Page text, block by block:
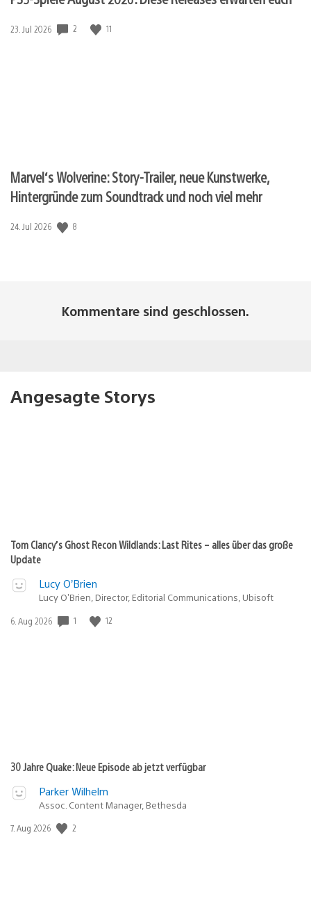
Veröffentlichungsdatum:
23. Jul 2026 2 11
Marvel‘s Wolverine: Story-Trailer, neue Kunstwerke,
Hintergründe zum Soundtrack und noch viel mehr
Veröffentlichungsdatum:
24. Jul 2026 8
Kommentare sind geschlossen.
Angesagte Storys
Tom Clancy’s Ghost Recon Wildlands: Last Rites – alles über das große
Update
Lucy O’Brien
Lucy O’Brien, Director, Editorial Communications, Ubisoft
Veröffentlichungsdatum:
6. Aug 2026 1 12
30 Jahre Quake: Neue Episode ab jetzt verfügbar
Parker Wilhelm
Assoc. Content Manager, Bethesda
Veröffentlichungsdatum:
7. Aug 2026 2